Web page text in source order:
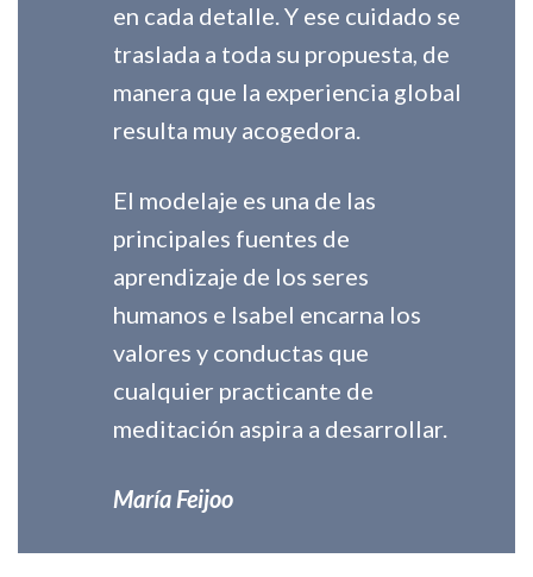
en cada detalle. Y ese cuidado se
traslada a toda su propuesta, de
manera que la experiencia global
resulta muy acogedora.
El modelaje es una de las
principales fuentes de
aprendizaje de los seres
humanos e Isabel encarna los
valores y conductas que
cualquier practicante de
meditación aspira a desarrollar.
María Feijoo